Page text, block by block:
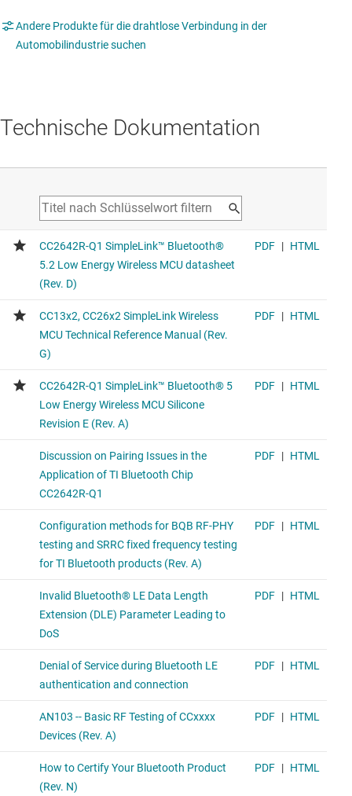
Andere Produkte für die drahtlose Verbindung in der
Automobilindustrie suchen
Technische Dokumentation